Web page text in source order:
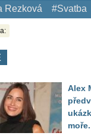
Rezková #Svatba
Alex